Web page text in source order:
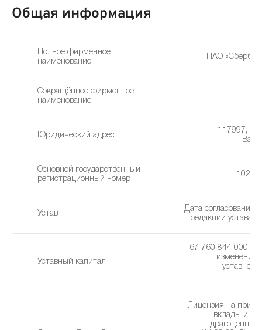
Общая информация
Полное фирменное
наименование
ПАО
Сокращённое фирменное
наименование
Юридический адрес
117997, г.
Основной государственный
регистрационный номер
Устав
Дата согласования
редакции устава:
Уставный капитал
67 760 844 000,00
изменения
уставного
Лицензия на
вклады и
драгоценных